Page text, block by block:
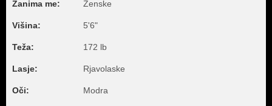
Zanima me: Ženske
Višina: 5'6"
Teža: 172 lb
Lasje: Rjavolaske
Oči: Modra